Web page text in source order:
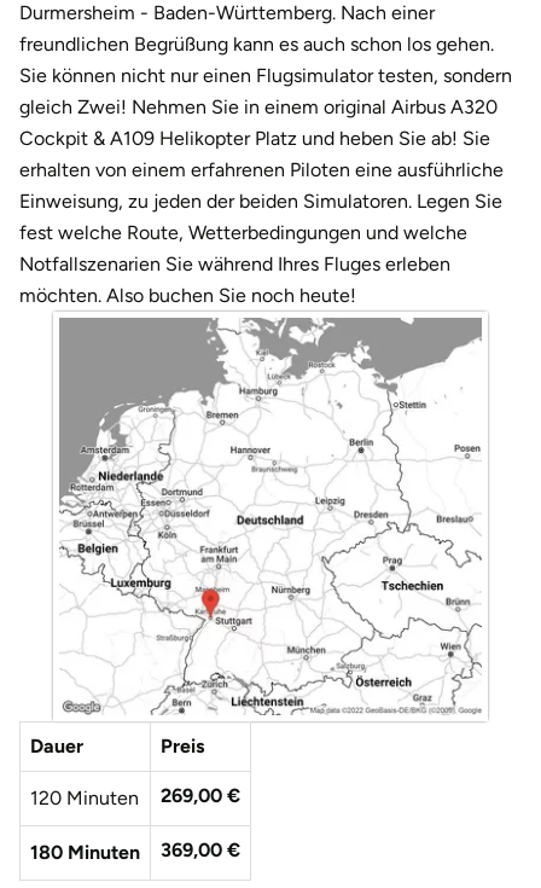
Durmersheim - Baden-Württemberg. Nach einer
freundlichen Begrüßung kann es auch schon los gehen.
Sie können nicht nur einen Flugsimulator testen, sondern
gleich Zwei! Nehmen Sie in einem original Airbus A320
Cockpit & A109 Helikopter Platz und heben Sie ab! Sie
erhalten von einem erfahrenen Piloten eine ausführliche
Einweisung, zu jeden der beiden Simulatoren. Legen Sie
fest welche Route, Wetterbedingungen und welche
Notfallszenarien Sie während Ihres Fluges erleben
möchten. Also buchen Sie noch heute!
Dauer Preis
120 Minuten 269,00 €
180 Minuten 369,00 €
Dingolfing
Dorsten
Dortmund
Dresden
Duisburg
Erlangen
Essen
Flensburg
Frankfurt am Main
Freiberg
Freiburg
Fulda